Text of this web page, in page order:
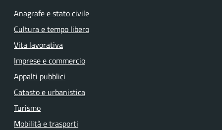
Anagrafe e stato civile
Cultura e tempo libero
Vita lavorativa
Imprese e commercio
Appalti pubblici
Catasto e urbanistica
Turismo
Mobilità e trasporti